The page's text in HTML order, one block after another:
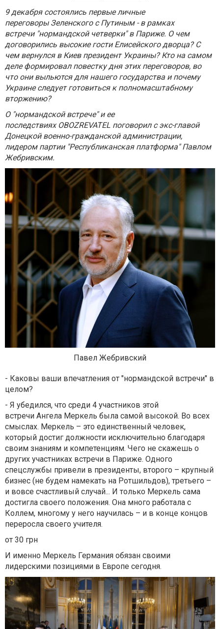
9 декабря состоялись первые личные
переговоры Зеленского с Путиным - в рамках
встречи "нормандской четверки" в Париже. О чем
договорились высокие гости Елисейского дворца? С
чем вернулся в Киев президент Украины? Кто на самом
деле формировал повестку дня этих переговоров, во
что они выльются для нашего государства и почему
Украине следует готовиться к полномасштабному
вторжению?
О "нормандской встрече" и ее
последствиях OBOZREVATEL поговорил с экс-главой
Донецкой военно-гражданской администрации,
лидером партии "Республиканская платформа" Павлом
Жебривским.
Павел Жебривский
- Каковы ваши впечатления от "нормандской встречи" в
целом?
- Я убедился, что среди 4 участников этой
встречи Ангела Меркель была самой высокой. Во всех
смыслах. Меркель – это единственный человек,
который достиг должности исключительно благодаря
своим знаниям и компетенциям. Чего не скажешь о
других участниках встречи в Париже. Одного
спецслужбы привели в президенты, второго – крупный
бизнес (не будем намекать на Ротшильдов), третьего –
и вовсе счастливый случай... И только Меркель сама
достигла своего положения. Она много работала с
Коллем, многому у него научилась – и в конце концов
переросла своего учителя.
от 30 грн
И именно Меркель Германия обязан своими
лидерскими позициями в Европе сегодня.